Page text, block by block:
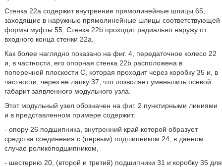
Стенка 22а содержит внутренние прямолинейные шлицы 65,
заходящие в наружные прямолинейные шлицы соответствующей
формы муфты 55. Стенка 22b проходит радиально наружу от
входного конца стенки 22а.
Как более наглядно показано на фиг. 4, передаточное колесо 22
и, в частности, его опорная стенка 22b расположена в
поперечной плоскости С, которая проходит через коробку 35 и, в
частности, через ее лапку 37, что позволяет уменьшить осевой
габарит заявленного модульного узла.
Этот модульный узел обозначен на фиг. 2 пунктирными линиями
и в представленном примере содержит:
- опору 26 подшипника, внутренний край которой образует
средства соединения с (первым) подшипником 24, в данном
случае роликоподшипником,
- шестерню 20, (второй и третий) подшипники 31 и коробку 35 для